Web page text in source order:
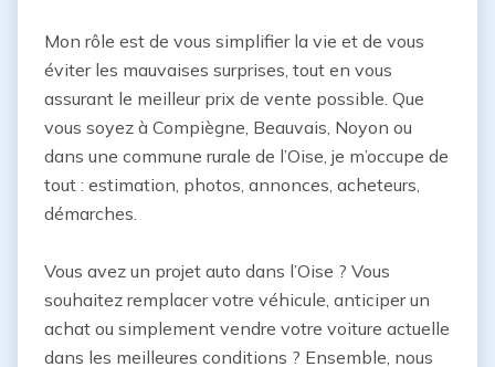
Mon rôle est de vous simplifier la vie et de vous
éviter les mauvaises surprises, tout en vous
assurant le meilleur prix de vente possible. Que
vous soyez à Compiègne, Beauvais, Noyon ou
dans une commune rurale de l’Oise, je m’occupe de
tout : estimation, photos, annonces, acheteurs,
démarches.
Vous avez un projet auto dans l’Oise ? Vous
souhaitez remplacer votre véhicule, anticiper un
achat ou simplement vendre votre voiture actuelle
dans les meilleures conditions ? Ensemble, nous